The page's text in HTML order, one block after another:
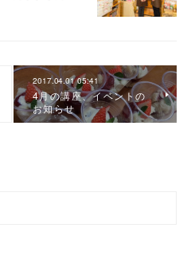
2017.04.01 05:41
4月の講座、イベントの
お知らせ